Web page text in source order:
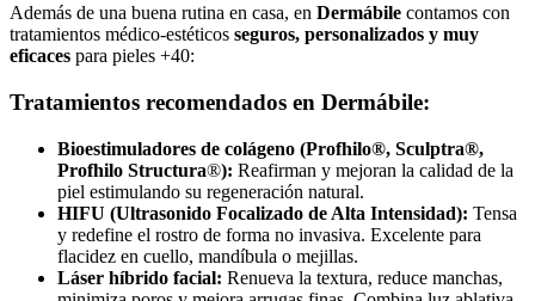
Además de una buena rutina en casa, en Dermábile contamos con
tratamientos médico-estéticos seguros, personalizados y muy
eficaces para pieles +40:
Tratamientos recomendados en Dermábile:
Bioestimuladores de colágeno (Profhilo®, Sculptra®,
Profhilo Structura®): Reafirman y mejoran la calidad de la
piel estimulando su regeneración natural.
HIFU (Ultrasonido Focalizado de Alta Intensidad): Tensa
y redefine el rostro de forma no invasiva. Excelente para
flacidez en cuello, mandíbula o mejillas.
Láser híbrido facial: Renueva la textura, reduce manchas,